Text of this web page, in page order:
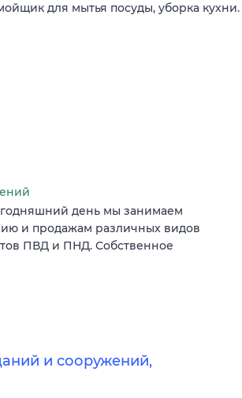
для мытья посуды, уборка кухни.
день мы занимаем
и продажам различных видов
ПВД и ПНД. Собственное
и сооружений,